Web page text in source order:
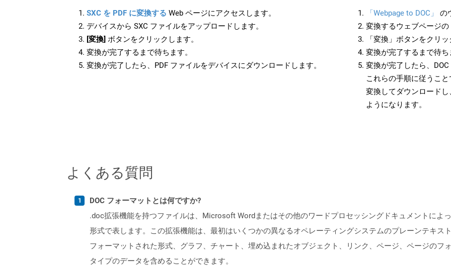
SXC を PDF に変換する Web ページにアクセスします。
デバイスから SXC ファイルをアップロードします。
[変換] ボタンをクリックします。
変換が完了するまで待ちます。
変換が完了したら、PDF ファイルをデバイスにダウンロードします。
「Webpage to DOC」
の
変換するウェブページの
「変換」ボタンをクリ
変換が完了するまで待ち
変換が完了したら、
これらの手順に従うこ
変換してダウンロード
ようになります。
よくある質問
DOC フォーマットとは何ですか?
.doc拡張機能を持つファイルは、Microsoft Wordまたはその他のワードプロセッシングドキュメントによ
形式で表します。この拡張機能は、最初はいくつかの異なるオペレーティングシステムのプレーンテキス
フォーマットされた形式、グラフ、チャート、埋め込まれたオブジェクト、リンク、ページ、ページのフ
タイプのデータを含めることができます。